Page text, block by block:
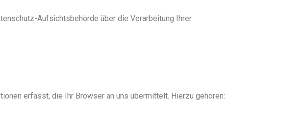
Aufsichtsbehörde über die Verarbeitung Ihrer
erfasst, die Ihr Browser an uns übermittelt. Hierzu gehören: